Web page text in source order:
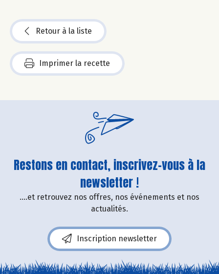
Retour à la liste
Imprimer la recette
Restons en contact, inscrivez-vous à la
newsletter !
....et retrouvez nos offres, nos événements et nos
actualités.
Inscription newsletter